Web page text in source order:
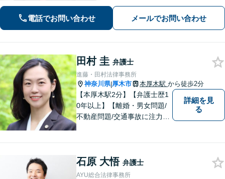
産・インターネット問題など幅広い分
野に対応可能です。【休日・夜間対
応】
電話でお問い合わせ メールでお問い合わせ
田村 圭 弁護士
進藤・田村法律事務所
神奈川県|厚木市 本厚木駅 から徒歩2分
【本厚木駅2分】【弁護士歴1
0年以上】【離婚・男女問題/
不動産問題/交通事故に注力】
う、全力でサポートします。
詳細を見
る
石原 大悟 弁護士
AYU総合法律事務所